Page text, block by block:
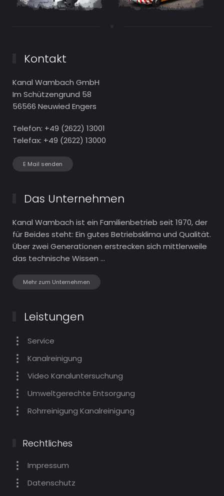
Kontakt
Kanal Wambach GmbH
Im Schützengrund 58
56566 Neuwied Engers
Telefon: +49 (2622) 13001
Telefax: +49 (2622) 13000
E Mail senden
Das Unternehmen
Kanal Wambach ist ein Familien­betrieb seit 1970, der
für Beides steht: Ein gutes Betriebs­klima und Qualität.
Über zwei Generationen erstrecken sich mittlerweile
das technische Wissen ...
Mehr zum Unternehmen
Leistungen
Service
Kanalreinigung
Video Kanaluntersuchung
Umweltgerechte Entsorgung
Rohrreinigung Kanalreinigung
Rechtliches
Impressum
Datenschutz